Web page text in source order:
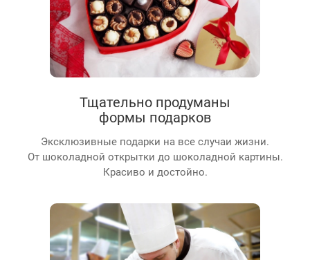
Тщательно продуманы
формы подарков
Эксклюзивные подарки на все случаи жизни.
От шоколадной открытки до шоколадной картины.
Красиво и достойно.